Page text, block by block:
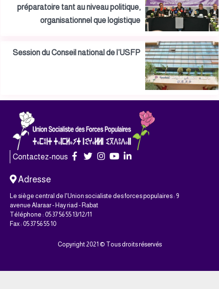
préparatoire tant au niveau politique,
organisationnel que logistique
Session du Conseil national de l’USFP
Contactez-nous
Adresse
Le siège central de l'Union socialiste des forces populaires : 9
avenue Alaraar - Hay riad - Rabat
Téléphone : 05 37 56 55 13/12/11
Fax : 05 37 56 55 10
Copyright 2021 © Tous droits réservés